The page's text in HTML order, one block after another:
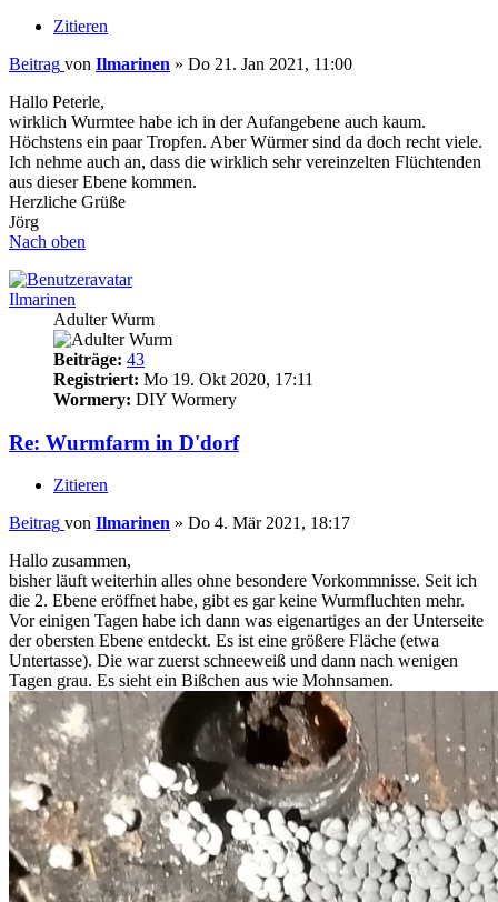
Zitieren
Beitrag von Ilmarinen » Do 21. Jan 2021, 11:00
Hallo Peterle,
wirklich Wurmtee habe ich in der Aufangebene auch kaum.
Höchstens ein paar Tropfen. Aber Würmer sind da doch recht viele.
Ich nehme auch an, dass die wirklich sehr vereinzelten Flüchtenden
aus dieser Ebene kommen.
Herzliche Grüße
Jörg
Nach oben
Ilmarinen
Adulter Wurm
Beiträge: 43
Registriert: Mo 19. Okt 2020, 17:11
Wormery: DIY Wormery
Re: Wurmfarm in D'dorf
Zitieren
Beitrag von Ilmarinen » Do 4. Mär 2021, 18:17
Hallo zusammen,
bisher läuft weiterhin alles ohne besondere Vorkommnisse. Seit ich
die 2. Ebene eröffnet habe, gibt es gar keine Wurmfluchten mehr.
Vor einigen Tagen habe ich dann was eigenartiges an der Unterseite
der obersten Ebene entdeckt. Es ist eine größere Fläche (etwa
Untertasse). Die war zuerst schneeweiß und dann nach wenigen
Tagen grau. Es sieht ein Bißchen aus wie Mohnsamen.